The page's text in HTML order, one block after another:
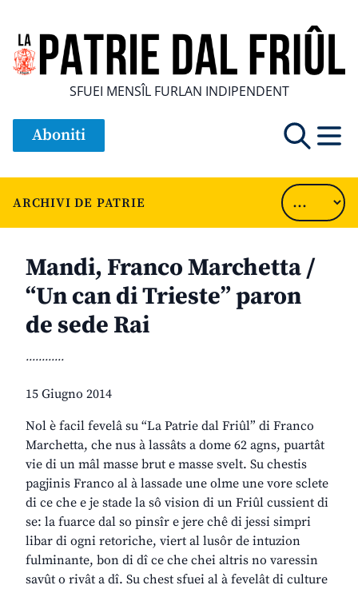
SFUEI MENSÎL FURLAN INDIPENDENT
Aboniti
ARCHIVI DE PATRIE
Mandi, Franco Marchetta /
“Un can di Trieste” paron
de sede Rai
............
15 Giugno 2014
Nol è facil fevelâ su “La Patrie dal Friûl” di Franco
Marchetta, che nus à lassâts a dome 62 agns, puartât
vie di un mâl masse brut e masse svelt. Su chestis
pagjinis Franco al à lassade une olme une vore sclete
di ce che e je stade la sô vision di un Friûl cussient di
se: la fuarce dal so pinsîr e jere chê di jessi simpri
libar di ogni retoriche, viert al lusôr de intuzion
fulminante, bon di dî ce che chei altris no varessin
savût o rivât a dî. Su chest sfuei al à fevelât di culture